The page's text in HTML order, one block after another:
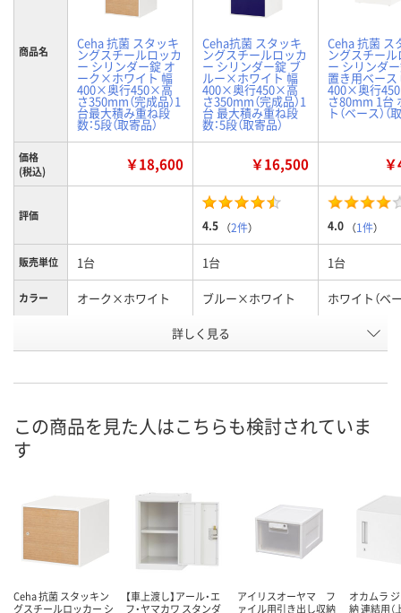
商品名 Ceha 抗菌 スタッキ
ングスチールロッカ
ー シリンダー錠 オ
ーク×ホワイト 幅
400×奥行450×高
さ350mm（完成品）1
台最大積み重ね段
数：5段（取寄品）
Ceha抗菌 スタッキ
ングスチールロッカ
ー シリンダー錠 ブ
ルー×ホワイト 幅
400×奥行450×高
さ350mm（完成品）1
台 最大積み重ね段
数：5段（取寄品）
Ceha 抗菌 ス
ングスチー
ー シリンダ
置き用ベース
400×奥行
さ80mm 1台
ト（ベース）（
価格
(税込)
￥18,600 ￥16,500
評価
4.5 （2件） 4.0 （1件）
販売単位 1台 1台 1台
カラー オーク×ホワイト ブルー×ホワイト ホワイト（ベ
915316
8月27日（木）
カゴへ カ
詳しく見る
この商品を見た人はこちらも検討されていま
す
Ceha 抗菌 スタッキン
グスチールロッカー シ
【車上渡し】アール・エ
フ・ヤマカワ スタンダ
アイリスオーヤマ フ
ァイル用引き出し収納
オカムラ
納 連結用（